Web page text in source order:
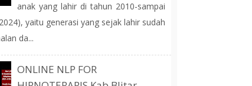
anak yang lahir di tahun 2010-sampai
yaitu generasi yang sejak lahir sudah
da...
ONLINE NLP FOR